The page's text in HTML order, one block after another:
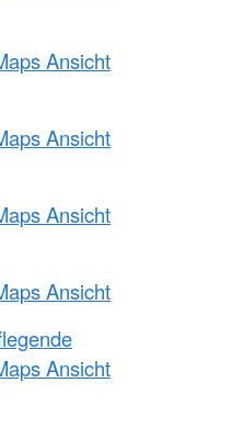
Ansicht
Ansicht
Ansicht
Ansicht
Ansicht